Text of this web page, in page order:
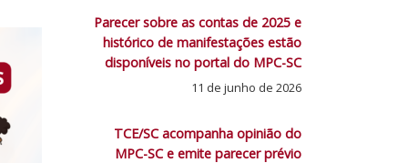
Parecer sobre as contas de 2025 e
histórico de manifestações estão
disponíveis no portal do MPC-SC
11 de junho de 2026
TCE/SC acompanha opinião do
MPC-SC e emite parecer prévio